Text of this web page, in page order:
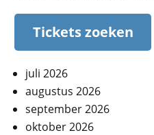
Tickets zoeken
juli 2026
augustus 2026
september 2026
oktober 2026